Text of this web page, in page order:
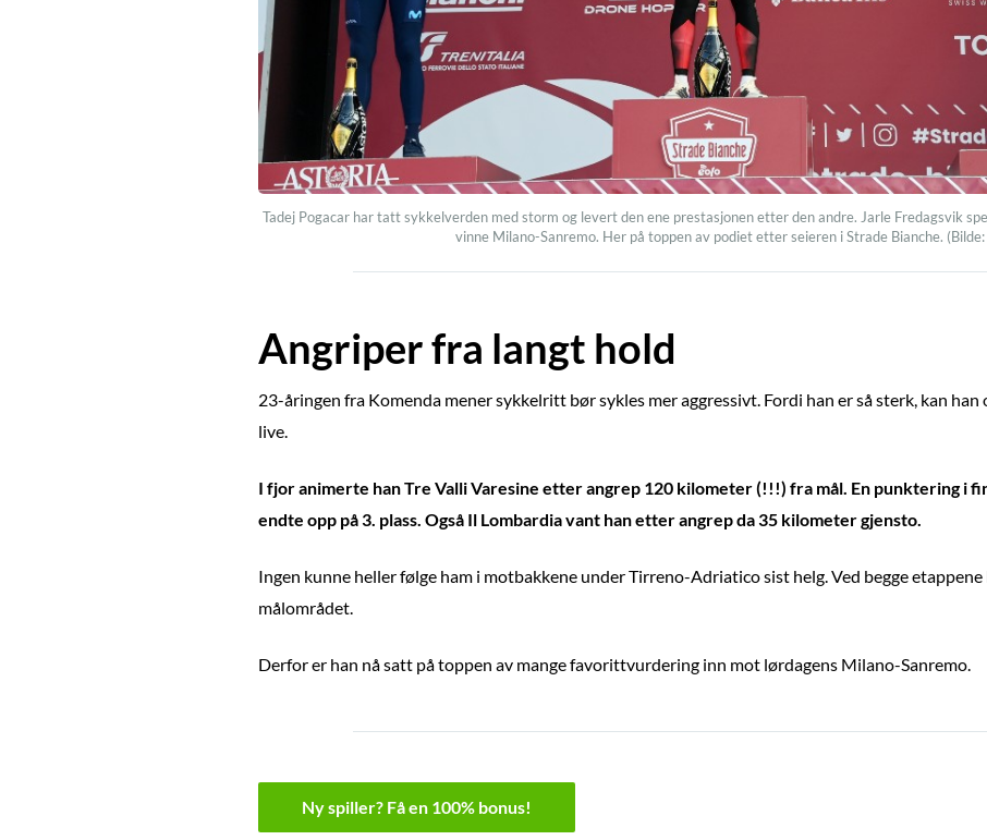
Tadej Pogacar har tatt sykkelverden med storm og levert den ene prestasjonen etter den andre. Jarle Fredagsvik
vinne Milano-Sanremo. Her på toppen av podiet etter seieren i Strade Bianche. (Bilde:
Angriper fra langt hold
23-åringen fra Komenda mener sykkelritt bør sykles mer aggressivt. Fordi han er så sterk, kan
live.
I fjor animerte han Tre Valli Varesine etter angrep 120 kilometer (!!!) fra mål. En punktering i
endte opp på 3. plass. Også Il Lombardia vant han etter angrep da 35 kilometer gjensto.
Ingen kunne heller følge ham i motbakkene under Tirreno-Adriatico sist helg. Ved begge
målområdet.
Derfor er han nå satt på toppen av mange favorittvurdering inn mot lørdagens Milano-Sanremo.
Ny spiller? Få en 100% bonus!